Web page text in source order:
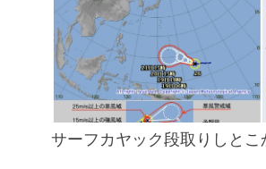
サーフカヤック段取りしとこ